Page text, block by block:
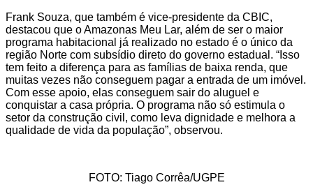
Frank Souza, que também é vice-presidente da CBIC,
destacou que o Amazonas Meu Lar, além de ser o maior
programa habitacional já realizado no estado é o único da
região Norte com subsídio direto do governo estadual. “Isso
tem feito a diferença para as famílias de baixa renda, que
muitas vezes não conseguem pagar a entrada de um imóvel.
Com esse apoio, elas conseguem sair do aluguel e
conquistar a casa própria. O programa não só estimula o
setor da construção civil, como leva dignidade e melhora a
qualidade de vida da população”, observou.
FOTO: Tiago Corrêa/UGPE